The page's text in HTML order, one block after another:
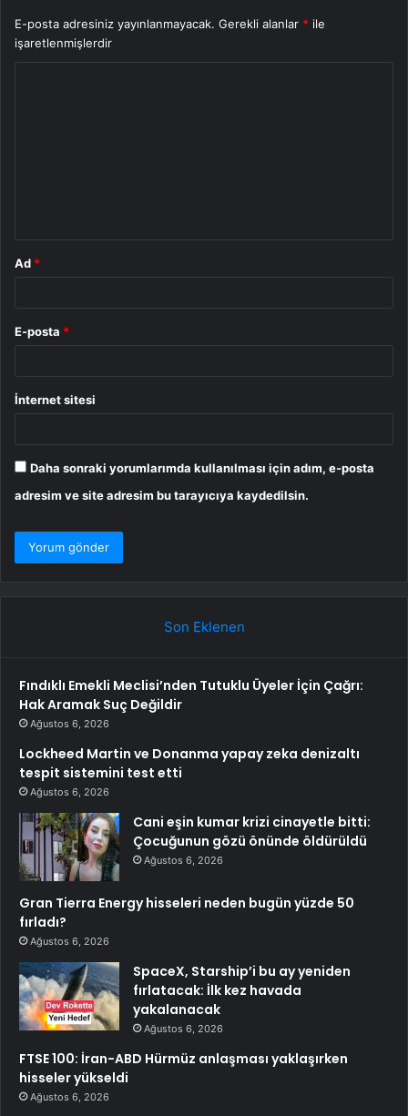
E-posta adresiniz yayınlanmayacak. Gerekli alanlar * ile
işaretlenmişlerdir
Ad *
E-posta *
İnternet sitesi
Daha sonraki yorumlarımda kullanılması için adım, e-posta
adresim ve site adresim bu tarayıcıya kaydedilsin.
Son Eklenen
Fındıklı Emekli Meclisi’nden Tutuklu Üyeler İçin Çağrı:
Hak Aramak Suç Değildir
Ağustos 6, 2026
Lockheed Martin ve Donanma yapay zeka denizaltı
tespit sistemini test etti
Ağustos 6, 2026
Cani eşin kumar krizi cinayetle bitti:
Çocuğunun gözü önünde öldürüldü
Ağustos 6, 2026
Gran Tierra Energy hisseleri neden bugün yüzde 50
fırladı?
Ağustos 6, 2026
SpaceX, Starship’i bu ay yeniden
fırlatacak: İlk kez havada
yakalanacak
Ağustos 6, 2026
FTSE 100: İran-ABD Hürmüz anlaşması yaklaşırken
hisseler yükseldi
Ağustos 6, 2026